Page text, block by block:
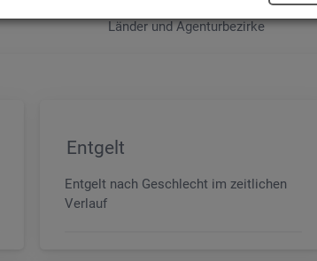
der MINT- und In­ge­nieur­be­ru­fe dif­fe­ren­ziert
Län­der und Agen­tur­be­zir­ke
Entgelt
Entgelt nach Geschlecht im zeitlichen
Verlauf